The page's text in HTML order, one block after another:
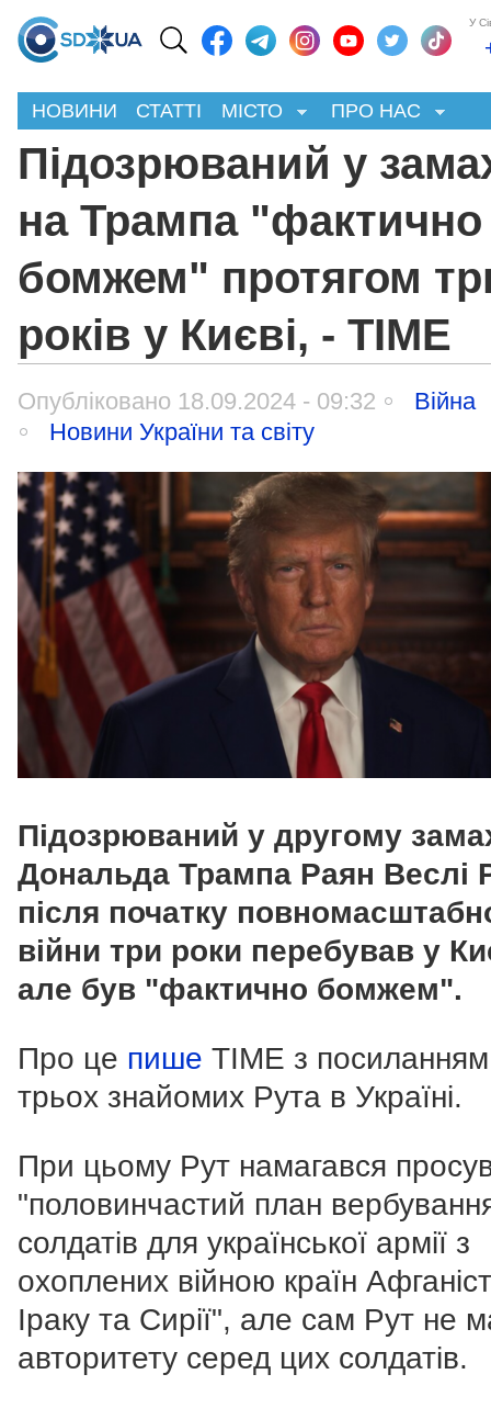
У
НОВИНИ СТАТТІ МІСТО ПРО НАС
Підозрюваний у
на Трампа
бомжем" протягом
років у Києві, - TIME
Опубліковано 18.09.2024 - 09:32
Війна
Новини України та світу
Підозрюваний у другому
Дональда Трампа Раян Веслі
після початку
війни три роки перебував у
але був "фактично бомжем".
Про це пише TIME з
трьох знайомих Рута в Україні.
При цьому Рут намагався
"половинчастий план
солдатів для української армії з
охоплених війною країн
Іраку та Сирії", але сам Рут не
авторитету серед цих солдатів.